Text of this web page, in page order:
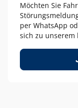
dem AKN
weißes Logo
schwarzes
Um das Logo
Höhe bzw. Breite
Möchten Sie
per WhatsApp
sich zu unserem